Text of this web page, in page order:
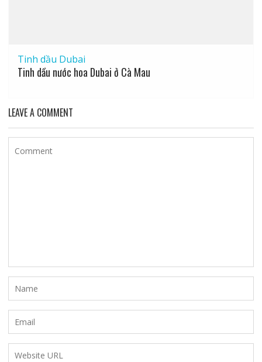
Tinh dầu Dubai
Tinh dầu nước hoa Dubai ở Cà Mau
LEAVE A COMMENT